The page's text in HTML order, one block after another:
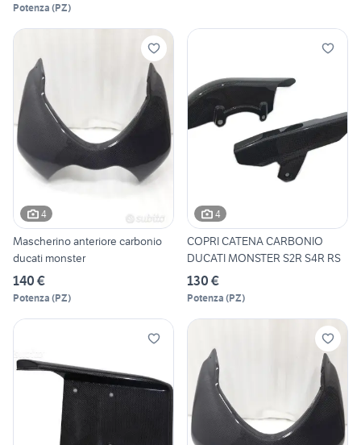
Potenza (PZ)
4
Mascherino anteriore carbonio
ducati monster
140 €
Potenza (PZ)
4
COPRI CATENA CARBONIO
DUCATI MONSTER S2R S4R RS
130 €
Potenza (PZ)